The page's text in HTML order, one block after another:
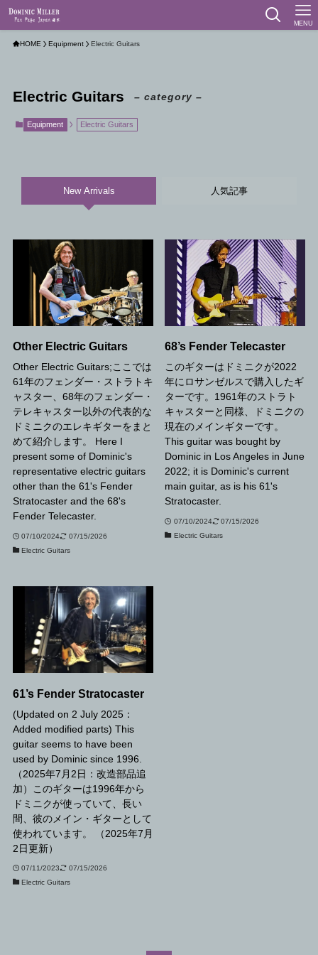
MENU
HOME Equipment Electric Guitars
Electric Guitars – category –
Equipment Electric Guitars
New Arrivals 人気記事
Other Electric Guitars
Other Electric Guitars;ここでは
61年のフェンダー・ストラトキ
ャスター、68年のフェンダー・
テレキャスター以外の代表的な
ドミニクのエレキギターをまと
めて紹介します。 Here I
present some of Dominic's
representative electric guitars
other than the 61's Fender
Stratocaster and the 68's
Fender Telecaster.
07/10/2024
07/15/2026
Electric Guitars
68’s Fender Telecaster
このギターはドミニクが2022
年にロサンゼルスで購入したギ
ターです。1961年のストラト
キャスターと同様、ドミニクの
現在のメインギターです。
This guitar was bought by
Dominic in Los Angeles in June
2022; it is Dominic's current
main guitar, as is his 61's
Stratocaster.
07/10/2024
07/15/2026
Electric Guitars
61’s Fender Stratocaster
(Updated on 2 July 2025：
Added modified parts) This
guitar seems to have been
used by Dominic since 1996.
（2025年7月2日：改造部品追
加）このギターは1996年から
ドミニクが使っていて、長い
間、彼のメイン・ギターとして
使われています。 （2025年7月
2日更新）
07/11/2023
07/15/2026
Electric Guitars